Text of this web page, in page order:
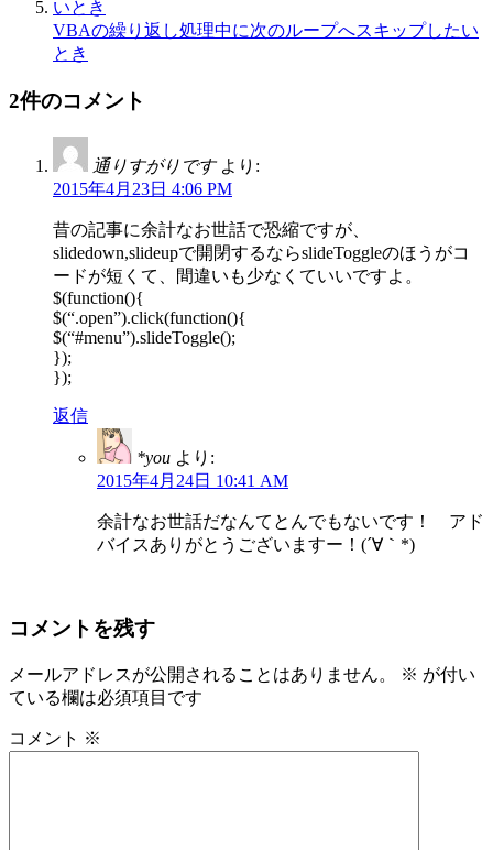
VBAの繰り返し処理中に次のループへスキップしたい
とき
2件のコメント
通りすがりです より:
2015年4月23日 4:06 PM
昔の記事に余計なお世話で恐縮ですが、
slidedown,slideupで開閉するならslideToggleのほうがコ
ードが短くて、間違いも少なくていいですよ。
$(function(){
$(“.open”).click(function(){
$(“#menu”).slideToggle();
});
});
返信
*you より:
2015年4月24日 10:41 AM
余計なお世話だなんてとんでもないです！ アド
バイスありがとうございますー！(´∀｀*)
コメントを残す
メールアドレスが公開されることはありません。 ※ が付い
ている欄は必須項目です
コメント ※